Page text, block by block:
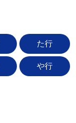
た行
や行